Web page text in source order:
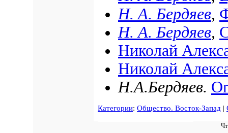
Н. А. Бердяев,
Н. А. Бердяев,
Николай
Николай
Н.А.Бердяев.
Категории: Общество. Восток-Запад |